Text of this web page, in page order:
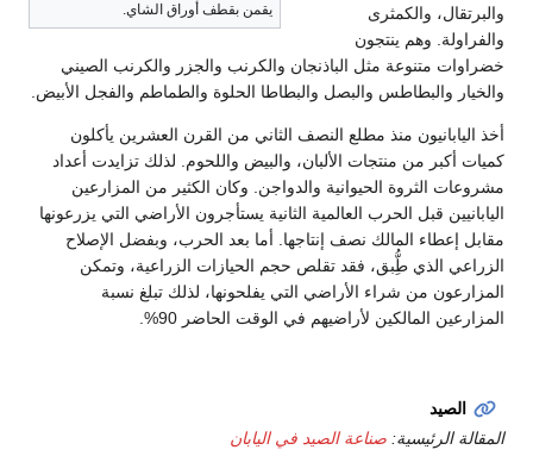
يقمن بقطف أوراق الشاي.
والبرتقال، والكمثرى
والفراولة. وهم ينتجون
خضراوات متنوعة مثل الباذنجان والكرنب والجزر والكرنب الصيني
والخيار والبطاطس والبصل والبطاطا الحلوة والطماطم والفجل الأبيض.
أخذ اليابانيون منذ مطلع النصف الثاني من القرن العشرين يأكلون
كميات أكبر من منتجات الألبان، والبيض واللحوم. لذلك تزايدت أعداد
مشروعات الثروة الحيوانية والدواجن. وكان الكثير من المزارعين
اليابانيين قبل الحرب العالمية الثانية يستأجرون الأراضي التي يزرعونها
مقابل إعطاء المالك نصف إنتاجها. أما بعد الحرب، وبفضل الإصلاح
الزراعي الذي طُِّبق، فقد تقلص حجم الحيازات الزراعية، وتمكن
المزارعون من شراء الأراضي التي يفلحونها، لذلك تبلغ نسبة
المزارعين المالكين لأراضيهم في الوقت الحاضر 90%.
الصيد
المقالة الرئيسية: صناعة الصيد في اليابان